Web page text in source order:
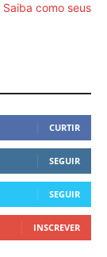
Saiba como seus
CURTIR
SEGUIR
SEGUIR
INSCREVER